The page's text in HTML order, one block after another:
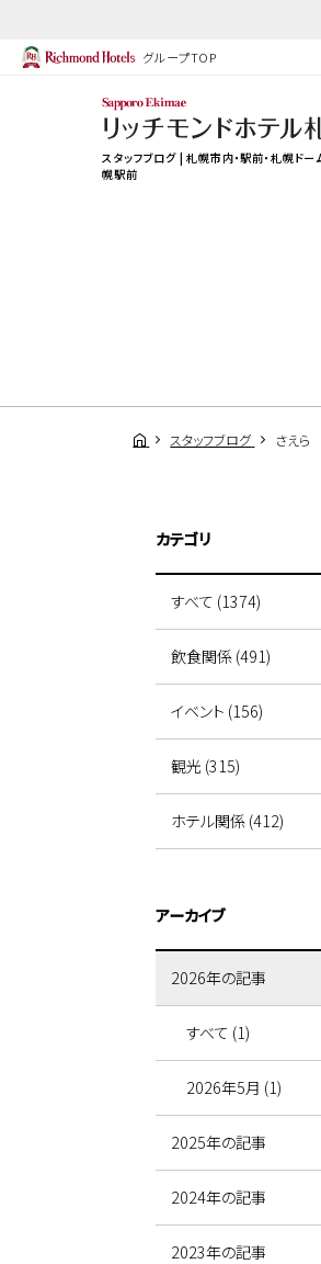
グループTOP
スタッフブログ | 札幌市内・駅前・札幌ドー
幌駅前
スタッフブログ さえら
カテゴリ
すべて (1374)
飲食関係 (491)
イベント (156)
観光 (315)
ホテル関係 (412)
アーカイブ
2026年の記事
すべて (1)
2026年5月 (1)
2025年の記事
2024年の記事
2023年の記事